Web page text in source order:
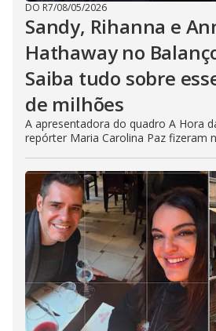
DO R7/08/05/2026
Sandy, Rihanna e
Hathaway no
Saiba tudo sobre
de milhões
A apresentadora do quadro A Hora
repórter Maria Carolina Paz fizeram